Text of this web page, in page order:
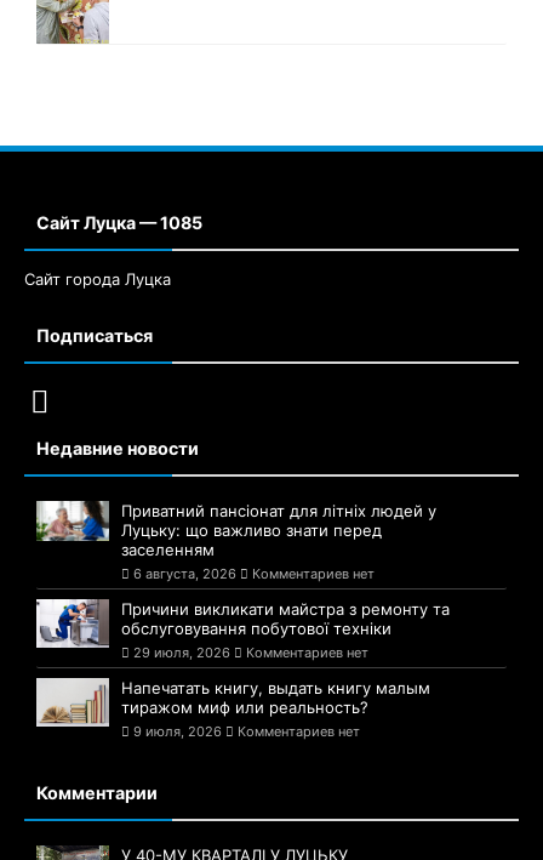
Сайт Луцка — 1085
Сайт города Луцка
Подписаться
Недавние новости
Приватний пансіонат для літніх людей у
Луцьку: що важливо знати перед
заселенням
6 августа, 2026 Комментариев нет
Причини викликати майстра з ремонту та
обслуговування побутової техніки
29 июля, 2026 Комментариев нет
Напечатать книгу, выдать книгу малым
тиражом миф или реальность?
9 июля, 2026 Комментариев нет
Комментарии
У 40-МУ КВАРТАЛІ У ЛУЦЬКУ